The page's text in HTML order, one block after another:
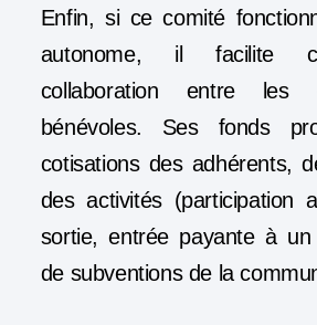
Enfin, si ce comité
autonome, il facilite
collaboration entre
bénévoles. Ses fonds
cotisations des adhérents,
des activités (participation
sortie, entrée payante à
de subventions de la